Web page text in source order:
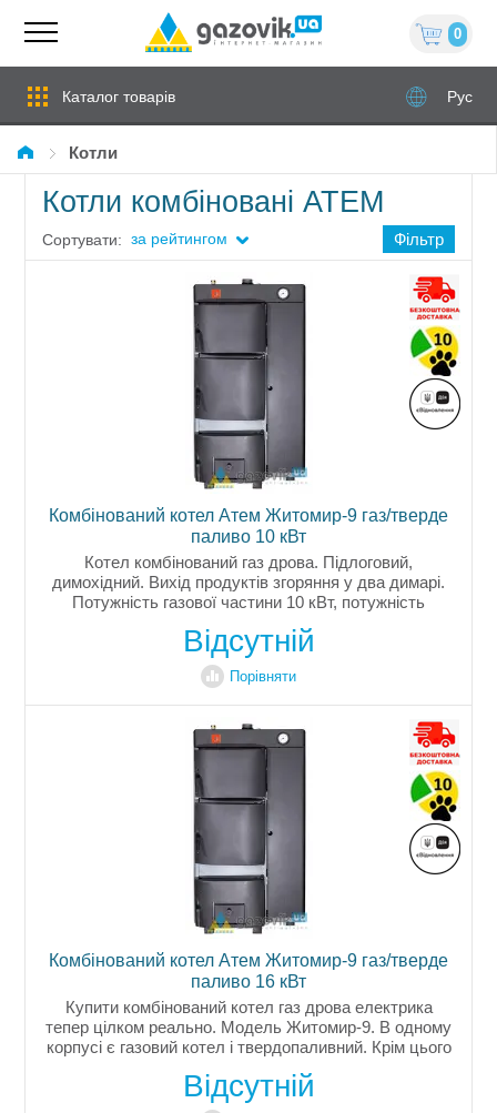
0
Каталог товарів Рус
Котли
Котли комбіновані АТЕМ
Сортувати: за рейтингом Фільтр
Комбінований котел Атем Житомир-9 газ/тверде
паливо 10 кВт
Котел комбінований газ дрова. Підлоговий,
димохідний. Вихід продуктів згоряння у два димарі.
Потужність газової частини 10 кВт, потужність
до 100м2. Італійська автоматика...
Відсутній
Порівняти
Комбінований котел Атем Житомир-9 газ/тверде
паливо 16 кВт
Купити комбінований котел газ дрова електрика
тепер цілком реально. Модель Житомир-9. В одному
корпусі є газовий котел і твердопаливний. Крім цього
ТЕНу....
Відсутній